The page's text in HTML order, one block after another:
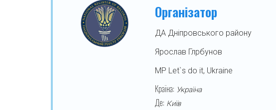
Організатор
ДА Дніпровського району
Ярослав Глрбунов
МР Let`s do it, Ukraine
Країна: Україна
Де: Київ